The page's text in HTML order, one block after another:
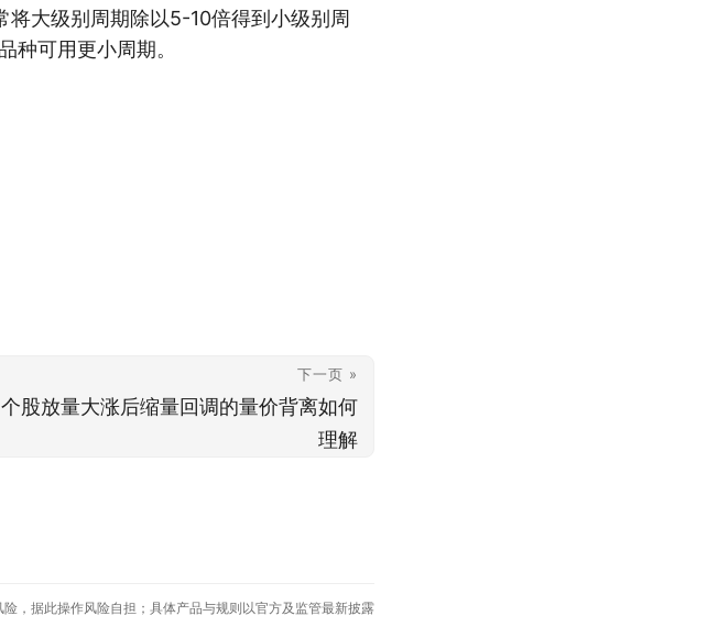
将大级别周期除以5-10倍得到小级别周
种可用更小周期。
下一页 »
个股放量大涨后缩量回调的量价背离如何
理解
，据此操作风险自担；具体产品与规则以官方及监管最新披露